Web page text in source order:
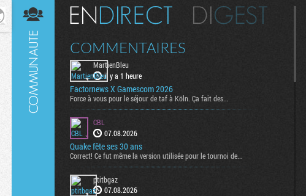
Digest
COMMENTAIRES
MartienBleu
il y a 1 heure
Factornews X Gamescom 2026
Force à vous pour le séjour de taf à Köln. Ça fait des...
CBL
07.08.2026
Quake fête ses 30 ans
Correct! Ce fut même la version utilisée pour le tournoi de...
ptitbgaz
07.08.2026